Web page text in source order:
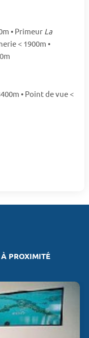
• Primeur La
< 1900m •
• Point de vue <
PROXIMITÉ